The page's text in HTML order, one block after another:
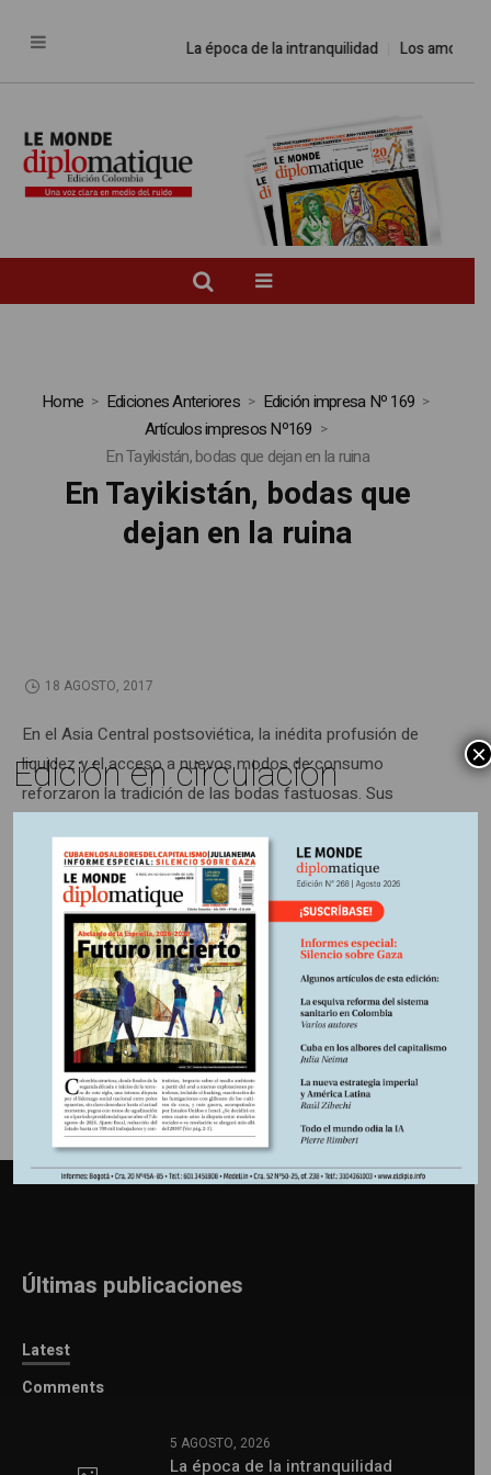
La época de la intranquilidad Los amos del
Home Ediciones Anteriores
Edición impresa Nº 169
Artículos impresos Nº169
En Tayikistán, bodas que dejan en la ruina
En Tayikistán, bodas que
dejan en la ruina
18 AGOSTO, 2017
En el Asia Central postsoviética, la inédita profusión de
liquidez y el acceso a nuevos modos de consumo
reforzaron la tradición de las bodas fastuosas. Sus
endeudarse para cumplir el mandato cada vez más
acuciante de gastar su dinero públicamente.
Información adicional
Últimas publicaciones
Latest
Comments
5 AGOSTO, 2026
La época de la intranquilidad
Edición en circulación ×